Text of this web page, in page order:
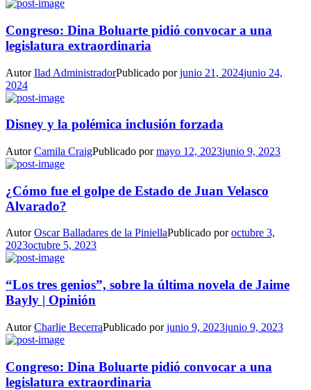
Congreso: Dina Boluarte pidió convocar a una
legislatura extraordinaria
AutorIlad AdministradorPublicado porjunio 21, 2024junio 24,
2024
Disney y la polémica inclusión forzada
AutorCamila CraigPublicado pormayo 12, 2023junio 9, 2023
¿Cómo fue el golpe de Estado de Juan Velasco
Alvarado?
AutorOscar Balladares de la PiniellaPublicado poroctubre 3,
2023octubre 5, 2023
“Los tres genios”, sobre la última novela de Jaime
Bayly | Opinión
AutorCharlie BecerraPublicado porjunio 9, 2023junio 9, 2023
Congreso: Dina Boluarte pidió convocar a una
legislatura extraordinaria